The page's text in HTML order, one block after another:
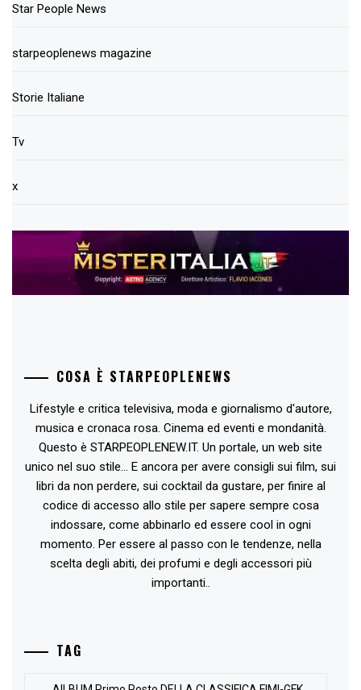
Star People News
starpeoplenews magazine
Storie Italiane
Tv
x
COSA È STARPEOPLENEWS
Lifestyle e critica televisiva, moda e giornalismo d'autore,
musica e cronaca rosa. Cinema ed eventi e mondanità.
Questo è STARPEOPLENEW.IT. Un portale, un web site
unico nel suo stile... E ancora per avere consigli sui film, sui
libri da non perdere, sui cocktail da gustare, per finire al
codice di accesso allo stile per sapere sempre cosa
indossare, come abbinarlo ed essere cool in ogni
momento. Per essere al passo con le tendenze, nella
scelta degli abiti, dei profumi e degli accessori più
importanti..
TAG